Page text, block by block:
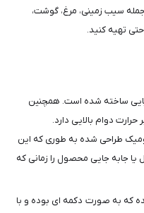
جمله سیب زمینی، مرغ، گوشت،
تهیه کنید.
ساخته شده است. همچنین
دوام بالایی دارد.
طراحی شده به طوری که این
جابه جایی محصول را زمانی که
که به صورت دکمه ای بوده و با